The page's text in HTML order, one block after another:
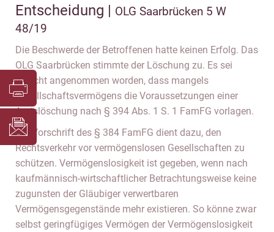
Entscheidung | OLG Saarbrücken 5 W
48/19
Die Beschwerde der Betroffenen hatte keinen Erfolg. Das
OLG Saarbrücken stimmte der Löschung zu. Es sei
zurecht angenommen worden, dass mangels
Gesellschaftsvermögens die Voraussetzungen einer
Amtslöschung nach § 394 Abs. 1 S. 1 FamFG vorlagen.
Die Vorschrift des § 384 FamFG dient dazu, den
Rechtsverkehr vor vermögenslosen Gesellschaften zu
schützen. Vermögenslosigkeit ist gegeben, wenn nach
kaufmännisch-wirtschaftlicher Betrachtungsweise keine
zugunsten der Gläubiger verwertbaren
Vermögensgegenstände mehr existieren. So könne zwar
selbst geringfügiges Vermögen der Vermögenslosigkeit